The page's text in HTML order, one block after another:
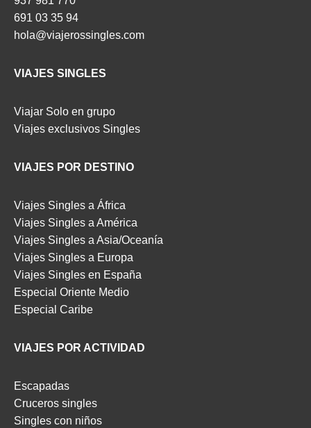
691 03 35 94
hola@viajerossingles.com
VIAJES SINGLES
Viajar Solo en grupo
Viajes exclusivos Singles
VIAJES POR DESTINO
Viajes Singles a África
Viajes Singles a América
Viajes Singles a Asia/Oceanía
Viajes Singles a Europa
Viajes Singles en España
Especial Oriente Medio
Especial Caribe
VIAJES POR ACTIVIDAD
Escapadas
Cruceros singles
Singles con niños